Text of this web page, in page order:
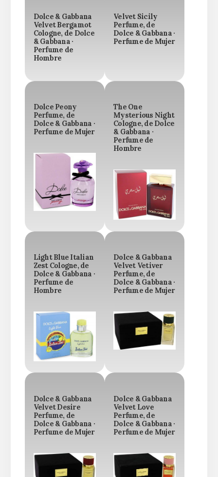
Dolce & Gabbana
Velvet Bergamot
Cologne, de Dolce
& Gabbana ·
Perfume de
Hombre
Velvet Sicily
Perfume, de
Dolce & Gabbana ·
Perfume de Mujer
Dolce Peony
Perfume, de
Dolce & Gabbana ·
Perfume de Mujer
The One
Mysterious Night
Cologne, de Dolce
& Gabbana ·
Perfume de
Hombre
Light Blue Italian
Zest Cologne, de
Dolce & Gabbana ·
Perfume de
Hombre
Dolce & Gabbana
Velvet Vetiver
Perfume, de
Dolce & Gabbana ·
Perfume de Mujer
Dolce & Gabbana
Velvet Desire
Perfume, de
Dolce & Gabbana ·
Perfume de Mujer
Dolce & Gabbana
Velvet Love
Perfume, de
Dolce & Gabbana ·
Perfume de Mujer